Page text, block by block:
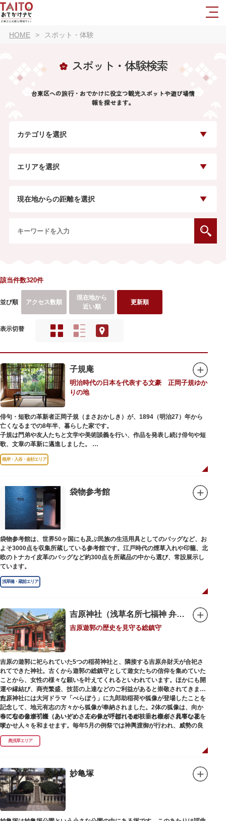
HOME スポット・体験
スポット・体験検索
台東区への旅行・おでかけに役立つ観光スポットや遊び場情
報を探せます。
カテゴリを選択
エリアを選択
現在地からの距離を選択
該当件数320件
並び順 アクセス数順
現在地から
近い順
更新順
表示切替
子規庵
明治時代の日本を代表する文豪 正岡子規ゆか
りの地
俳句・短歌の革新者正岡子規（まさおかしき）が、1894（明治27）年から
亡くなるまでの8年半、暮らした家です。
子規は門弟や友人たちと文学や美術談義を行い、作品を発表し続け俳句や短
歌、文章の革新に邁進しました。
故郷松山より母と妹を呼び寄せ、結核に苦しみながらも34歳で亡くなるまで
精力的に文学作品を創作し続けた場所でもあります。
ま再建され、現在の庵は東京都指定史跡として明治の雰囲気が体感できる魅
力的な空間となっています。
子規が病室兼書斎にしていた「病牀六尺の間」などを復元しており、明治の
暮らしだけでなく創作の様子を偲ぶことができます。現在、一般のボランテ
ィア団体により大切に維持・保存されています。
根岸・入谷・金杉エリア
袋物参考館
袋物参考館は、世界50ヶ国にも及ぶ民族の生活用具としてのバッグなど、お
よそ3000点を収集所蔵している参考館です。江戸時代の煙草入れや印籠、北
欧のトナカイ皮革のバッグなど約300点を所蔵品の中から選び、常設展示し
ています。
浅草橋・蔵前エリア
吉原神社（浅草名所七福神 弁財天）
吉原遊郭の歴史を見守る総鎮守
吉原の遊郭に祀られていた5つの稲荷神社と、隣接する吉原弁財天が合祀さ
れてできた神社。古くから遊郭の総鎮守として遊女たちの信仰を集めていた
ことから、女性の様々な願いを叶えてくれるといわれています。ほかにも開
運や縁結び、商売繁盛、技芸の上達などのご利益があると崇敬されてきまし
た。
春になると逢初桜（あいぞめさくら）と呼ばれるが枝垂れ桜が、見事な花を
咲かせ人々を和ませます。毎年5月の例祭では神輿渡御が行われ、威勢の良
い掛け声とともに各町は活気にあふれます。
吉原弁財天は浅草名所七福神の一社・弁財天にあたり、七福神に関する授与
吉原神社には大河ドラマ「べらぼう」に九郎助稲荷や狐像が登場したことを
記念して、地元有志の方々から狐像が奉納されました。2体の狐像は、向か
って右の像が「逢（あい）」、左の像が「初（そめ）」と命名されていま
す。
奥浅草エリア
妙亀塚